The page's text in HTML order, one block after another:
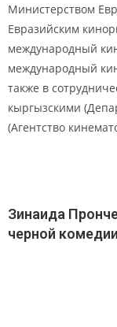
Министерством
Евразийским
международный
международный
также в
кыргызскими
(Агентство
Зинаида
черной комедии